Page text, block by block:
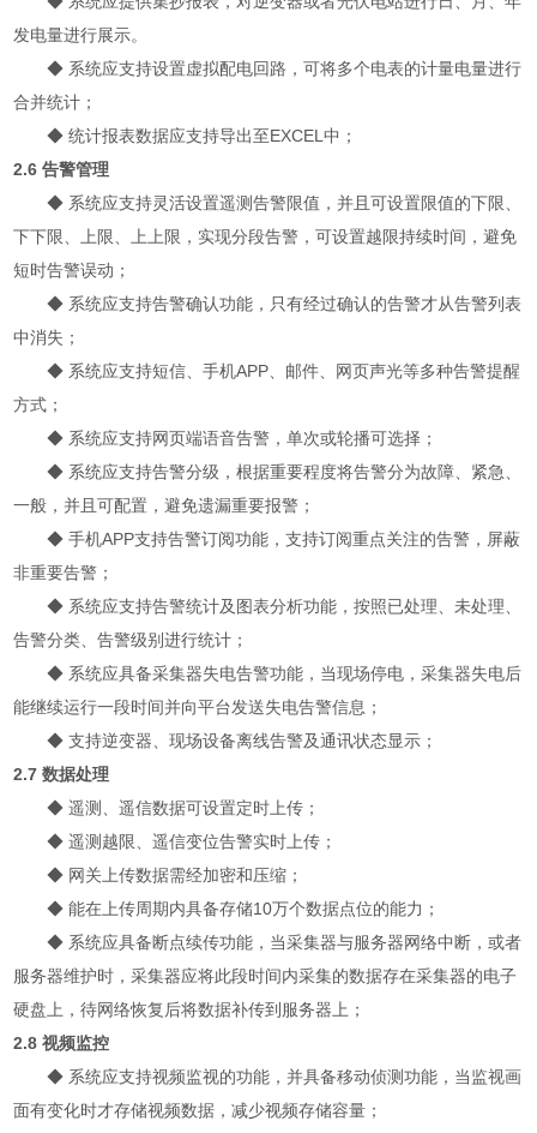
发电量进行展示。
◆ 系统应支持设置虚拟配电回路，可将多个电表的计量电量进行
合并统计；
◆统计报表数据应支持导出至EXCEL中；
2.6 告警管理
◆ 系统应支持灵活设置遥测告警限值，并且可设置限值的下限、
下下限、上限、上上限，实现分段告警，可设置越限持续时间，避免
短时告警误动；
◆ 系统应支持告警确认功能，只有经过确认的告警才从告警列表
中消失；
◆ 系统应支持短信、手机APP、邮件、网页声光等多种告警提醒
方式；
◆ 系统应支持网页端语音告警，单次或轮播可选择；
◆ 系统应支持告警分级，根据重要程度将告警分为故障、紧急、
一般，并且可配置，避免遗漏重要报警；
◆手机APP支持告警订阅功能，支持订阅重点关注的告警，屏蔽
非重要告警；
◆ 系统应支持告警统计及图表分析功能，按照已处理、未处理、
告警分类、告警级别进行统计；
◆ 系统应具备采集器失电告警功能，当现场停电，采集器失电后
能继续运行一段时间并向平台发送失电告警信息；
◆支持逆变器、现场设备离线告警及通讯状态显示；
2.7 数据处理
◆遥测、遥信数据可设置定时上传；
◆遥测越限、遥信变位告警实时上传；
◆ 网关上传数据需经加密和压缩；
◆能在上传周期内具备存储10万个数据点位的能力；
◆ 系统应具备断点续传功能，当采集器与服务器网络中断，或者
服务器维护时，采集器应将此段时间内采集的数据存在采集器的电子
硬盘上，待网络恢复后将数据补传到服务器上；
2.8 视频监控
◆ 系统应支持视频监视的功能，并具备移动侦测功能，当监视画
面有变化时才存储视频数据，减少视频存储容量；